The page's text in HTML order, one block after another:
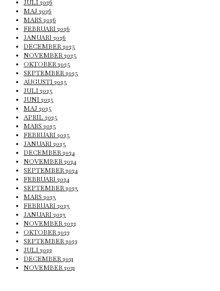
JULI 2026
MAJ 2026
MARS 2026
FEBRUARI 2026
JANUARI 2026
DECEMBER 2025
NOVEMBER 2025
OKTOBER 2025
SEPTEMBER 2025
AUGUSTI 2025
JULI 2025
JUNI 2025
MAJ 2025
APRIL 2025
MARS 2025
FEBRUARI 2025
JANUARI 2025
DECEMBER 2024
NOVEMBER 2024
SEPTEMBER 2024
FEBRUARI 2024
SEPTEMBER 2023
MARS 2023
FEBRUARI 2023
JANUARI 2023
NOVEMBER 2022
OKTOBER 2022
SEPTEMBER 2022
JULI 2022
DECEMBER 2021
NOVEMBER 2021